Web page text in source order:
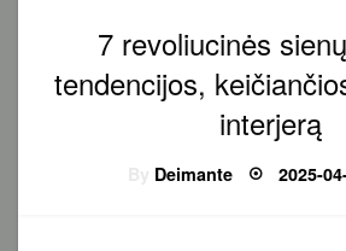
7 revoliucinės
tendencijos,
interjerą
Deimante Posted
on
2025-